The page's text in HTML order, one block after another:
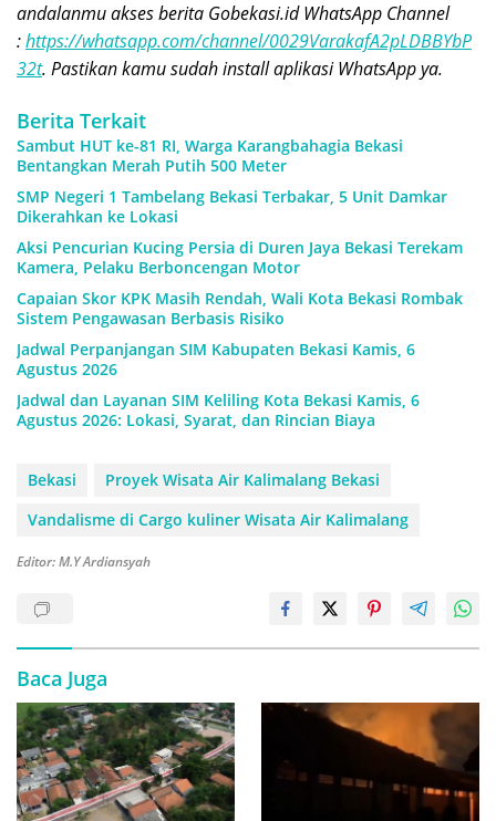
andalanmu akses berita Gobekasi.id WhatsApp Channel
:https://whatsapp.com/channel/0029VarakafA2pLDBBYbP
32t. Pastikan kamu sudah install aplikasi WhatsApp ya.
Berita Terkait
Sambut HUT ke-81 RI, Warga Karangbahagia Bekasi
Bentangkan Merah Putih 500 Meter
SMP Negeri 1 Tambelang Bekasi Terbakar, 5 Unit Damkar
Dikerahkan ke Lokasi
Aksi Pencurian Kucing Persia di Duren Jaya Bekasi Terekam
Kamera, Pelaku Berboncengan Motor
Capaian Skor KPK Masih Rendah, Wali Kota Bekasi Rombak
Sistem Pengawasan Berbasis Risiko
Jadwal Perpanjangan SIM Kabupaten Bekasi Kamis, 6
Agustus 2026
Jadwal dan Layanan SIM Keliling Kota Bekasi Kamis, 6
Agustus 2026: Lokasi, Syarat, dan Rincian Biaya
Bekasi
Proyek Wisata Air Kalimalang Bekasi
Vandalisme di Cargo kuliner Wisata Air Kalimalang
Editor: M.Y Ardiansyah
Baca Juga